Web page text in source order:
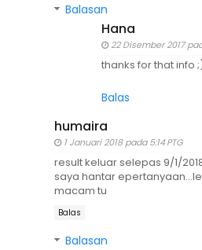
Balasan
Hana
22 Disember 2017
thanks for that info
Balas
humaira
1 Januari 2018 pada 5:14 PTG
result keluar selepas 9/1/
saya hantar
macam tu
Balas
Balasan